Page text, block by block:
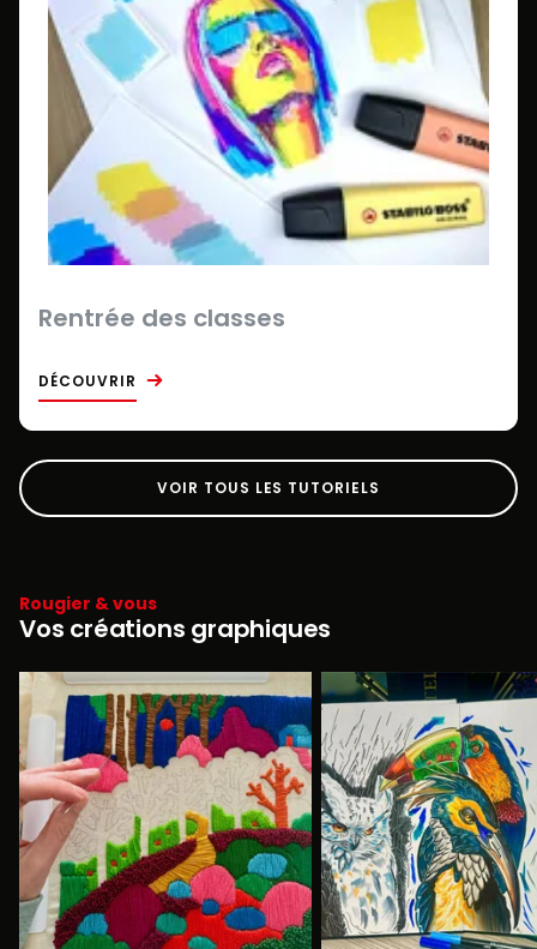
Rentrée des classes
DÉCOUVRIR
VOIR TOUS LES TUTORIELS
Rougier & vous
Vos créations graphiques